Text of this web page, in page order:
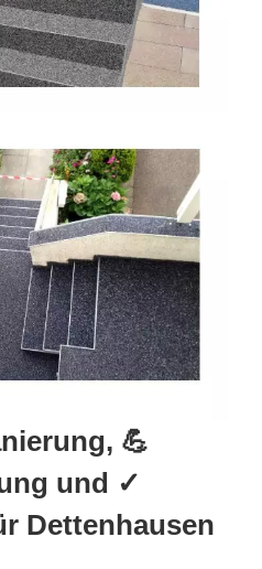
💪
und ✓
Dettenhausen